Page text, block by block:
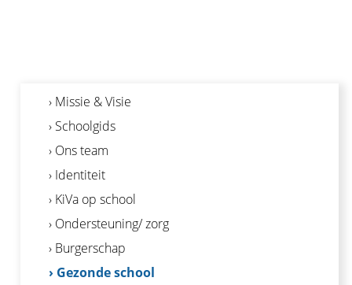
› Missie & Visie
› Schoolgids
› Ons team
› Identiteit
› KiVa op school
› Ondersteuning/ zorg
› Burgerschap
› Gezonde school